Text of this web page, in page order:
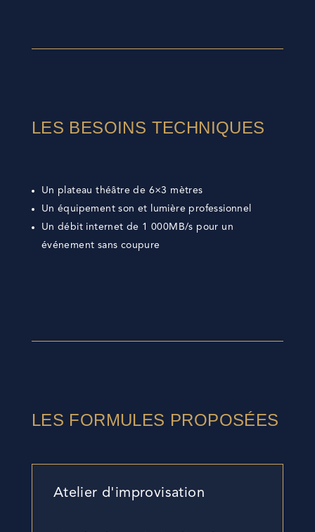
LES BESOINS TECHNIQUES
Un plateau théâtre de 6×3 mètres
Un équipement son et lumière professionnel
Un débit internet de 1 000MB/s pour un
événement sans coupure
LES FORMULES PROPOSÉES
Atelier d'improvisation